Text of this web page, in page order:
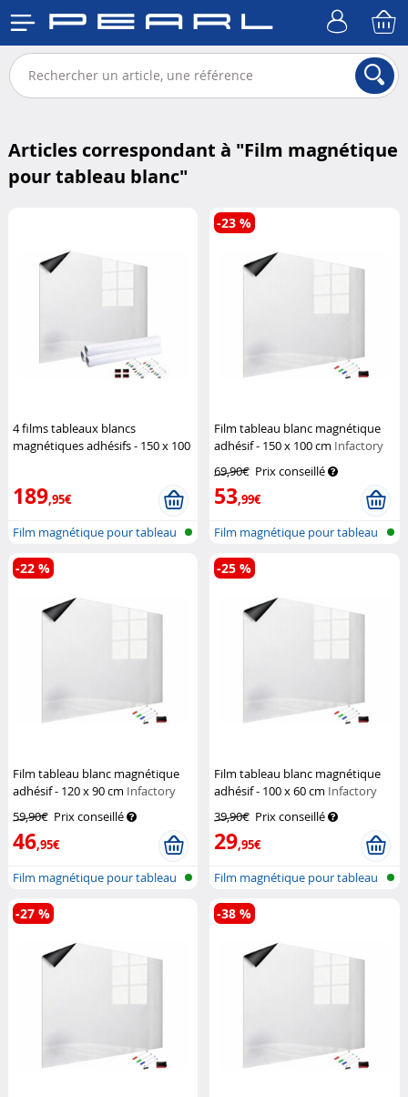
Articles correspondant à "Film magnétique
pour tableau blanc"
4 films tableaux blancs
magnétiques adhésifs - 150 x 100
189,95€
Film magnétique pour tableau
blanc
Film tableau blanc magnétique
adhésif - 150 x 100 cm Infactory
69,90€ Prix conseillé
53,99€
-23 %
Film magnétique pour tableau
blanc
Film tableau blanc magnétique
adhésif - 120 x 90 cm Infactory
59,90€ Prix conseillé
46,95€
-22 %
Film magnétique pour tableau
blanc
Film tableau blanc magnétique
adhésif - 100 x 60 cm Infactory
39,90€ Prix conseillé
29,95€
-25 %
Film magnétique pour tableau
blanc
-27 % -38 %